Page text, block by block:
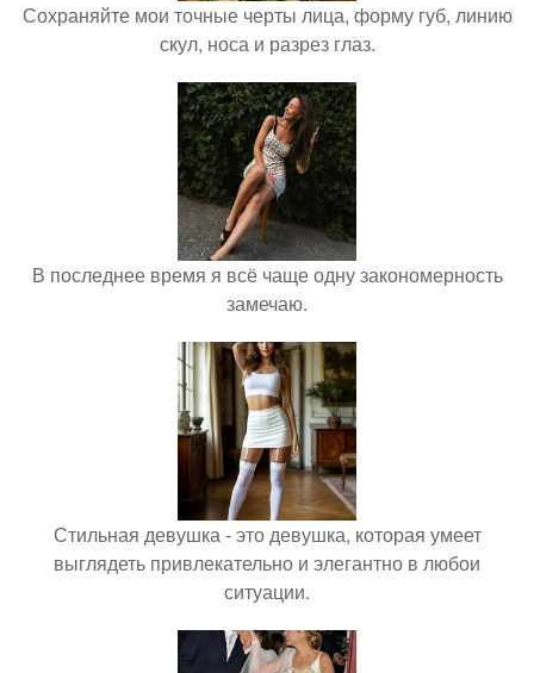
Сохраняйте мои точные черты лица, форму губ, линию
скул, носа и разрез глаз.
В последнее время я всё чаще одну закономерность
замечаю.
Стильная девушка - это девушка, которая умеет
выглядеть привлекательно и элегантно в любои
ситуации.